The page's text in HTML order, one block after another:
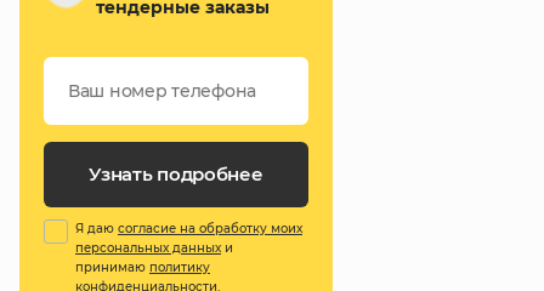
тендерные заказы
Узнать подробнее
Я даю согласие на обработку моих
персональных данных и
принимаю политику
конфиденциальности.